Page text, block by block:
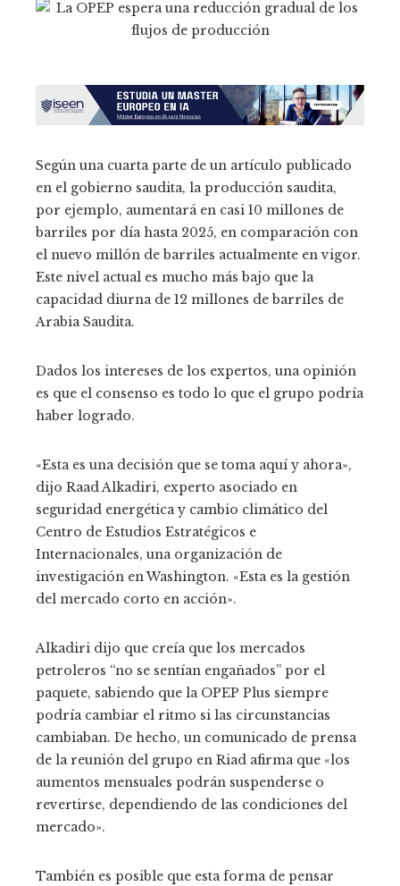
Según una cuarta parte de un artículo publicado
en el gobierno saudita, la producción saudita,
por ejemplo, aumentará en casi 10 millones de
barriles por día hasta 2025, en comparación con
el nuevo millón de barriles actualmente en vigor.
Este nivel actual es mucho más bajo que la
capacidad diurna de 12 millones de barriles de
Arabia Saudita.
Dados los intereses de los expertos, una opinión
es que el consenso es todo lo que el grupo podría
haber logrado.
«Esta es una decisión que se toma aquí y ahora»,
dijo Raad Alkadiri, experto asociado en
seguridad energética y cambio climático del
Centro de Estudios Estratégicos e
Internacionales, una organización de
investigación en Washington. «Esta es la gestión
del mercado corto en acción».
Alkadiri dijo que creía que los mercados
petroleros “no se sentían engañados” por el
paquete, sabiendo que la OPEP Plus siempre
podría cambiar el ritmo si las circunstancias
cambiaban. De hecho, un comunicado de prensa
de la reunión del grupo en Riad afirma que «los
aumentos mensuales podrán suspenderse o
revertirse, dependiendo de las condiciones del
mercado».
También es posible que esta forma de pensar